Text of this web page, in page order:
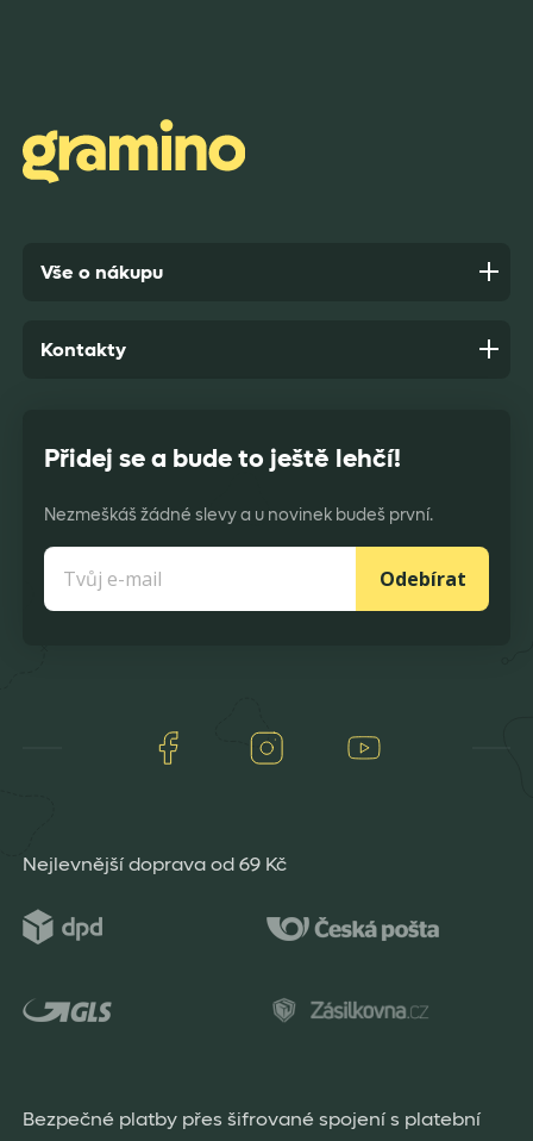
Anonym,před 9 dny
Vše o nákupu
Přidej se a bude to ještě lehčí!
Nezmeškáš žádné slevy a u novinek budeš první.
Odebírat
Facebook Instagram
Kontakty
Nejlevnější doprava od 69 Kč
Bezpečné platby přes šifrované spojení s platební